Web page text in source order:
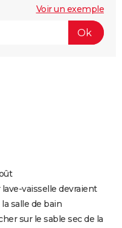
Voir un exemple
vaisselle devraient
salle de bain
sur le sable sec de la